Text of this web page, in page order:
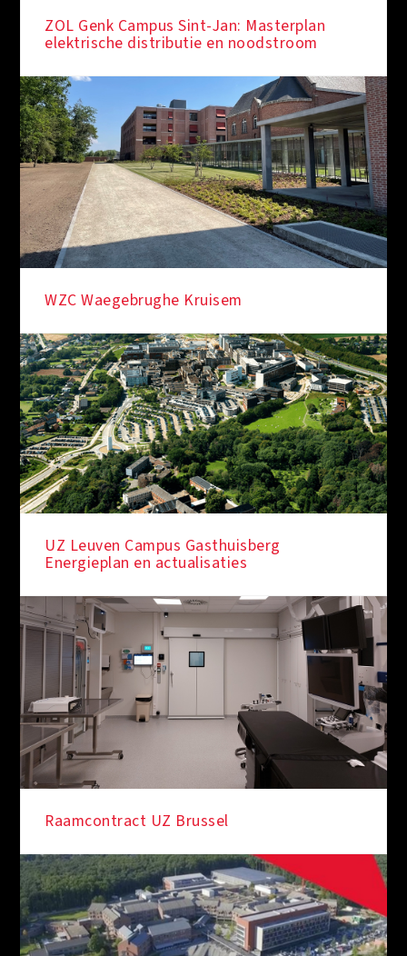
ZOL Genk Campus Sint-Jan: Masterplan
elektrische distributie en noodstroom
WZC Waegebrughe Kruisem
UZ Leuven Campus Gasthuisberg
Energieplan en actualisaties
Raamcontract UZ Brussel